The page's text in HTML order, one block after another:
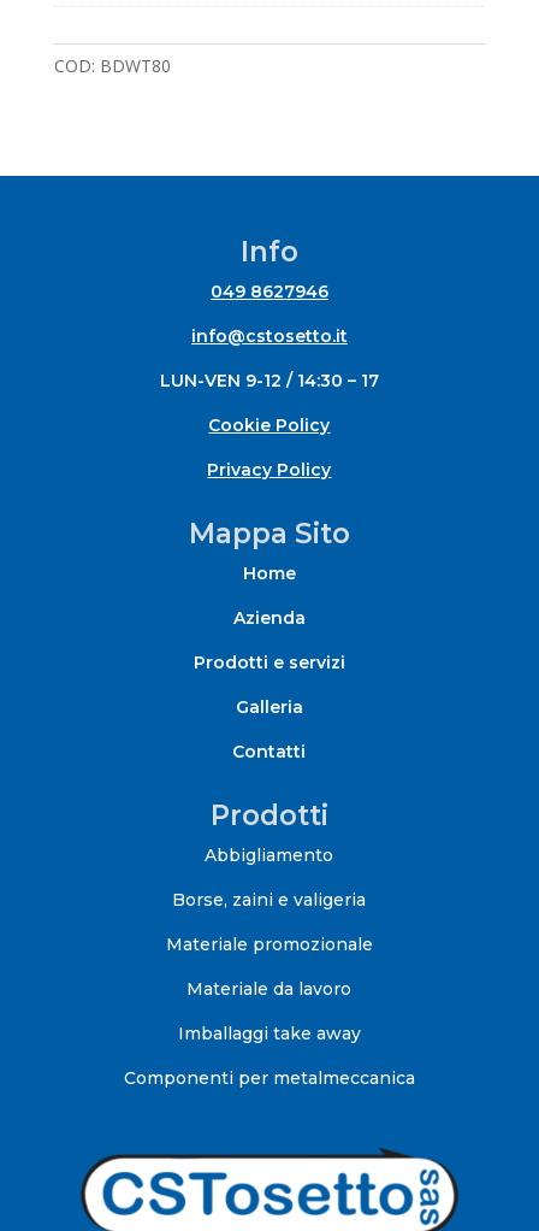
COD: BDWT80
Info
049 8627946
info@cstosetto.it
LUN-VEN 9-12 / 14:30 – 17
Cookie Policy
Privacy Policy
Mappa Sito
Home
Azienda
Prodotti e servizi
Galleria
Contatti
Prodotti
Abbigliamento
Borse, zaini e valigeria
Materiale promozionale
Materiale da lavoro
Imballaggi take away
Componenti per metalmeccanica